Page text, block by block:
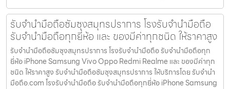
รับจำนำมือถือซัมซุงสมุทรปราการ โรงรับจำนำมือถือ
รับจำนำมือถือทุกยี่ห้อ และ ของมีค่าทุกชนิด ให้ราคาสูง
รับจำนำมือถือซัมซุงสมุทรปราการ โรงรับจำนำมือถือ รับจำนำมือถือทุก
ยี่ห้อ iPhone Samsung Vivo Oppo Redmi Realme และ ของมีค่าทุก
ชนิด ให้ราคาสูง รับจำนำมือถือซัมซุงสมุทรปราการ ให้บริการโดย รับจํานํา
มือถือ.com โรงรับจำนำมือถือ รับจำนำมือถือทุกยี่ห้อ iPhone Samsung